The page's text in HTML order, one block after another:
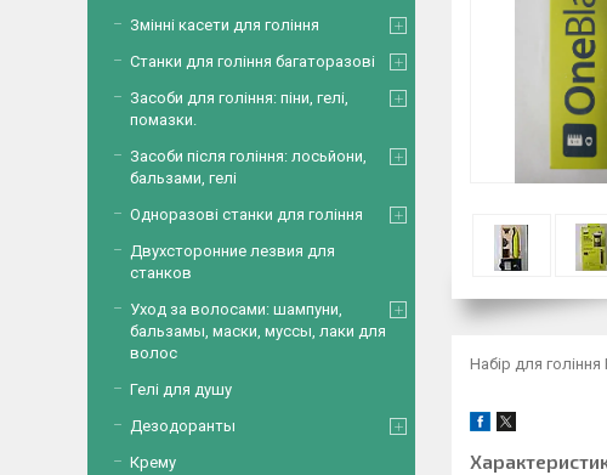
Набір для
Змінні касети для гоління
Станки для гоління багаторазові
Засоби для гоління: піни, гелі,
помазки.
Засоби після гоління: лосьйони,
бальзами, гелі
Одноразові станки для гоління
Двухсторонние лезвия для
станков
Уход за волосами: шампуни,
бальзамы, маски, муссы, лаки для
волос
Гелі для душу
Дезодоранты
Крему